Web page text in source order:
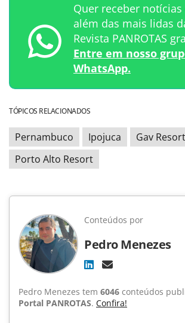
Quer receber
além das mais lidas
Revista PANROTAS
Entre em nosso
WhatsApp.
TÓPICOS RELACIONADOS
Pernambuco Ipojuca
Gav
Porto Alto Resort
Conteúdos por
Pedro Menezes
Pedro Menezes tem 6046 conteúdos
Portal PANROTAS. Confira!